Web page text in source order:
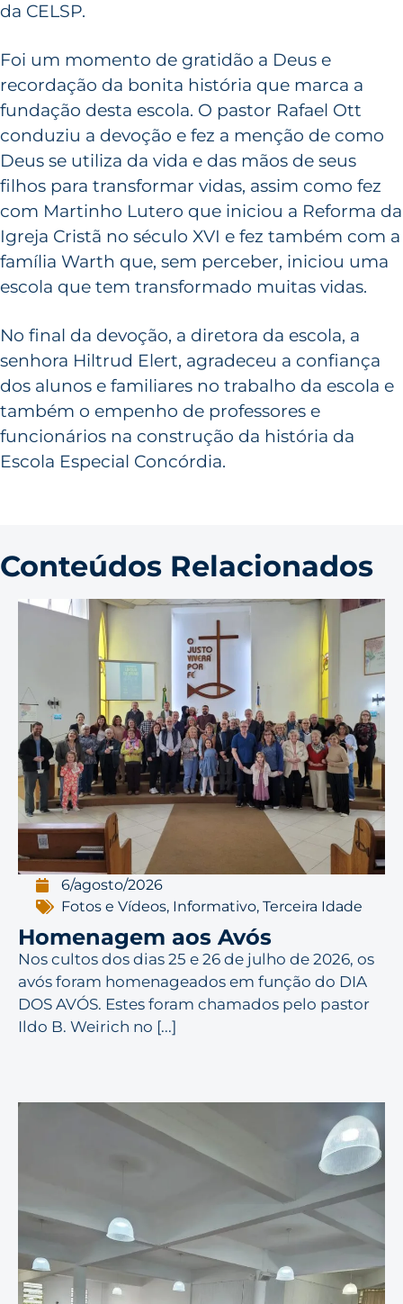
da CELSP.
Foi um momento de gratidão a Deus e
recordação da bonita história que marca a
fundação desta escola. O pastor Rafael Ott
conduziu a devoção e fez a menção de como
Deus se utiliza da vida e das mãos de seus
filhos para transformar vidas, assim como fez
com Martinho Lutero que iniciou a Reforma da
Igreja Cristã no século XVI e fez também com a
família Warth que, sem perceber, iniciou uma
escola que tem transformado muitas vidas.
No final da devoção, a diretora da escola, a
senhora Hiltrud Elert, agradeceu a confiança
dos alunos e familiares no trabalho da escola e
também o empenho de professores e
funcionários na construção da história da
Escola Especial Concórdia.
Conteúdos Relacionados
6/agosto/2026
Fotos e Vídeos, Informativo,Terceira Idade
Homenagem aos Avós
Nos cultos dos dias 25 e 26 de julho de 2026, os
avós foram homenageados em função do DIA
DOS AVÓS. Estes foram chamados pelo pastor
Ildo B. Weirich no [...]